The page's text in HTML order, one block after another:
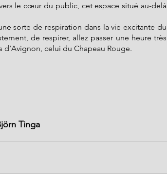
le cœur du public, cet espace situé au-delà
sorte de respiration dans la vie excitante du
de respirer, allez passer une heure très
celui du Chapeau Rouge.
Tinga